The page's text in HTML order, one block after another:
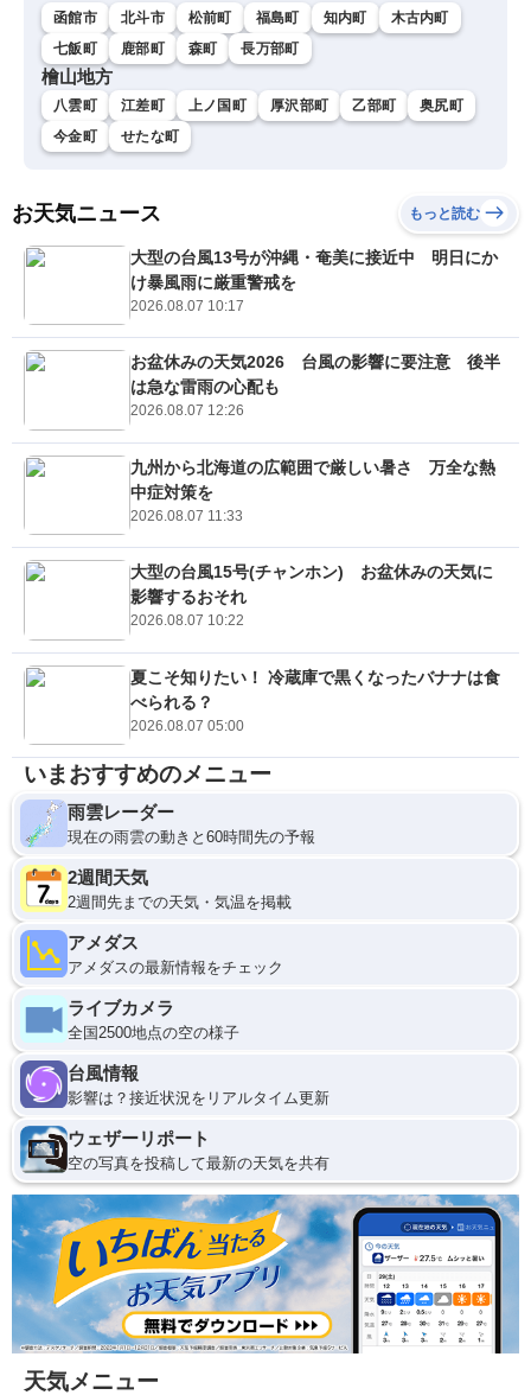
函館市 北斗市 松前町 福島町 知内町
木古内町
七飯町
鹿部町 森町 長万部町
檜山地方
八雲町 江差町 上ノ国町 厚沢部町 乙部町
奥尻町
今金町
せたな町
お天気ニュース もっと読む
大型の台風13号が沖縄・奄美に接近中 明日にか
け暴風雨に厳重警戒を
2026.08.07 10:17
お盆休みの天気2026 台風の影響に要注意 後半
は急な雷雨の心配も
2026.08.07 12:26
九州から北海道の広範囲で厳しい暑さ 万全な熱
中症対策を
2026.08.07 11:33
大型の台風15号(チャンホン) お盆休みの天気に
影響するおそれ
2026.08.07 10:22
夏こそ知りたい！ 冷蔵庫で黒くなったバナナは食
べられる？
2026.08.07 05:00
いまおすすめのメニュー
雨雲レーダー
現在の雨雲の動きと60時間先の予報
2週間天気
2週間先までの天気・気温を掲載
アメダス
アメダスの最新情報をチェック
ライブカメラ
全国2500地点の空の様子
台風情報
影響は？接近状況をリアルタイム更新
ウェザーリポート
空の写真を投稿して最新の天気を共有
天気メニュー